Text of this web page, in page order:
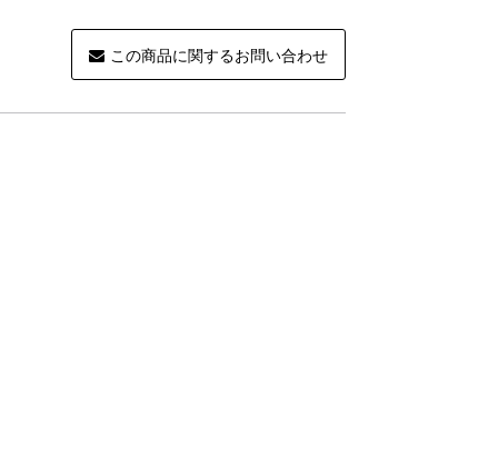
この商品に関するお問い合わせ